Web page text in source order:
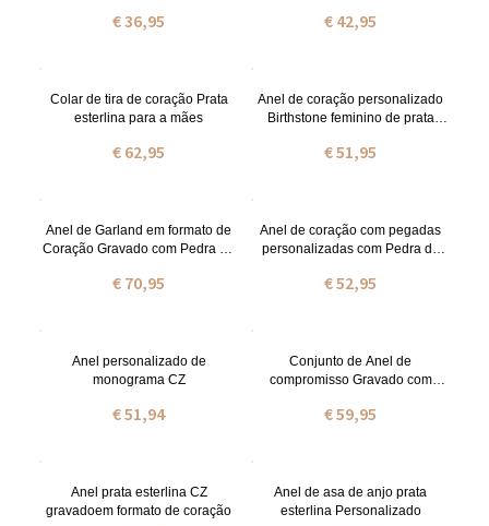
€ 36,95 € 42,95
Colar de tira de coração Prata
esterlina para a mães
€ 62,95
Anel de coração personalizado
Birthstone feminino de prata
€ 51,95
Anel de Garland em formato de
Coração Gravado com Pedra do
€ 70,95
Anel de coração com pegadas
personalizadas com Pedra do
€ 52,95
Anel personalizado de
monograma CZ
€ 51,94
Conjunto de Anel de
compromisso Gravado com
€ 59,95
Anel prata esterlina CZ
gravadoem formato de coração
Anel de asa de anjo prata
esterlina Personalizado